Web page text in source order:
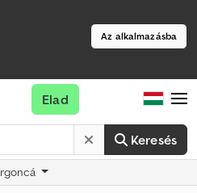
Az alkalmazásba
Keresés
Elad